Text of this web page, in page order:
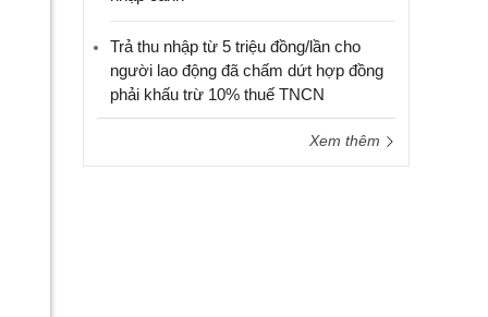
Trả thu nhập từ 5 triệu đồng/lần cho
người lao động đã chấm dứt hợp đồng
phải khấu trừ 10% thuế TNCN
Xem thêm